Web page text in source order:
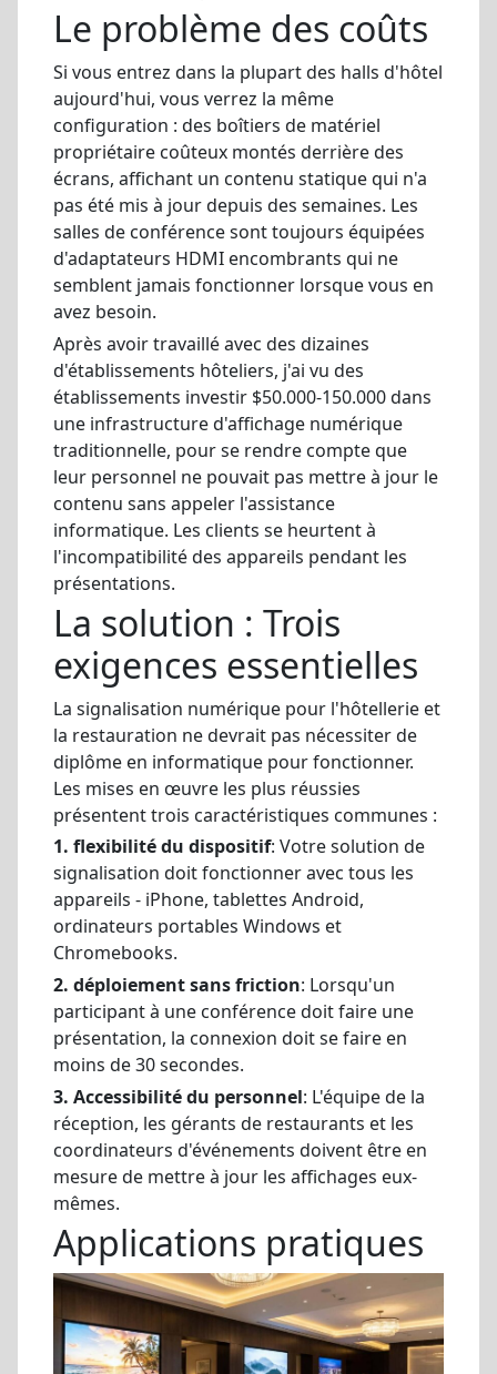
Le problème des coûts
Si vous entrez dans la plupart des halls d'hôtel
aujourd'hui, vous verrez la même
configuration : des boîtiers de matériel
propriétaire coûteux montés derrière des
écrans, affichant un contenu statique qui n'a
pas été mis à jour depuis des semaines. Les
salles de conférence sont toujours équipées
d'adaptateurs HDMI encombrants qui ne
semblent jamais fonctionner lorsque vous en
avez besoin.
Après avoir travaillé avec des dizaines
d'établissements hôteliers, j'ai vu des
établissements investir $50.000-150.000 dans
une infrastructure d'affichage numérique
traditionnelle, pour se rendre compte que
leur personnel ne pouvait pas mettre à jour le
contenu sans appeler l'assistance
informatique. Les clients se heurtent à
l'incompatibilité des appareils pendant les
présentations.
La solution : Trois
exigences essentielles
La signalisation numérique pour l'hôtellerie et
la restauration ne devrait pas nécessiter de
diplôme en informatique pour fonctionner.
Les mises en œuvre les plus réussies
présentent trois caractéristiques communes :
1. flexibilité du dispositif: Votre solution de
signalisation doit fonctionner avec tous les
appareils - iPhone, tablettes Android,
ordinateurs portables Windows et
Chromebooks.
2. déploiement sans friction: Lorsqu'un
participant à une conférence doit faire une
présentation, la connexion doit se faire en
moins de 30 secondes.
3. Accessibilité du personnel: L'équipe de la
réception, les gérants de restaurants et les
coordinateurs d'événements doivent être en
mesure de mettre à jour les affichages eux-
mêmes.
Applications pratiques